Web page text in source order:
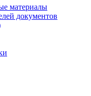
материалы
документов